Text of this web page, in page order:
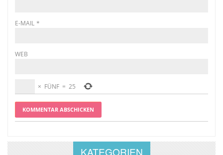
E-MAIL *
WEB
× FÜNF = 25
KATEGORIEN